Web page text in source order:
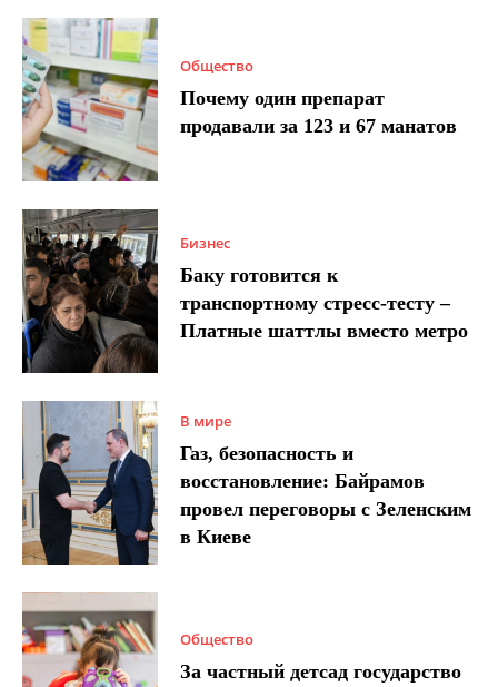
Общество
Почему один препарат
продавали за 123 и 67 манатов
Бизнес
Баку готовится к
транспортному стресс-тесту –
Платные шаттлы вместо метро
В мире
Газ, безопасность и
восстановление: Байрамов
провел переговоры с Зеленским
в Киеве
Общество
За частный детсад государство